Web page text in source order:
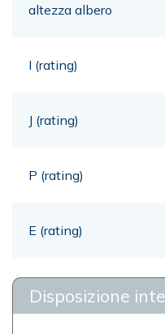
altezza albero
I (rating)
J (rating)
P (rating)
E (rating)
Disposizione